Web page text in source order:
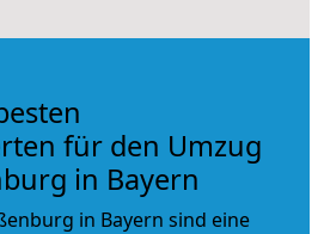
für den Umzug
in Bayern
in Bayern sind eine